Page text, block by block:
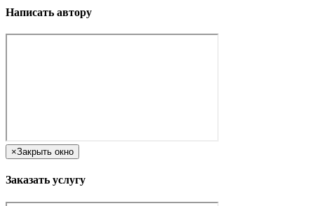
Написать автору
×Закрыть окно
Заказать услугу